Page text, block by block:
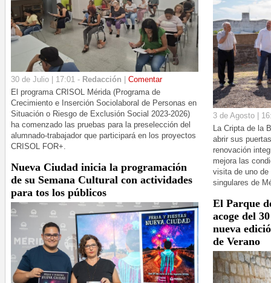
30 de Julio | 17:01 - Redacción
Comentar
El programa CRISOL Mérida (Programa de
Crecimiento e Inserción Sociolaboral de Personas en
Situación o Riesgo de Exclusión Social 2023-2026)
ha comenzado las pruebas para la preselección del
alumnado-trabajador que participará en los proyectos
CRISOL FOR+.
Nueva Ciudad inicia la programación
de su Semana Cultural con actividades
para tos los públicos
3 de Agosto |
La Cripta de la
abrir sus
renovación
mejora las
visita de uno
singulares de
El Parque
acoge del
nueva
de Verano